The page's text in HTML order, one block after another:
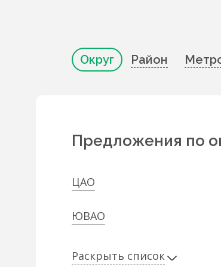
Округ Район
Предложения по
ЦАО
ЮВАО
Раскрыть список